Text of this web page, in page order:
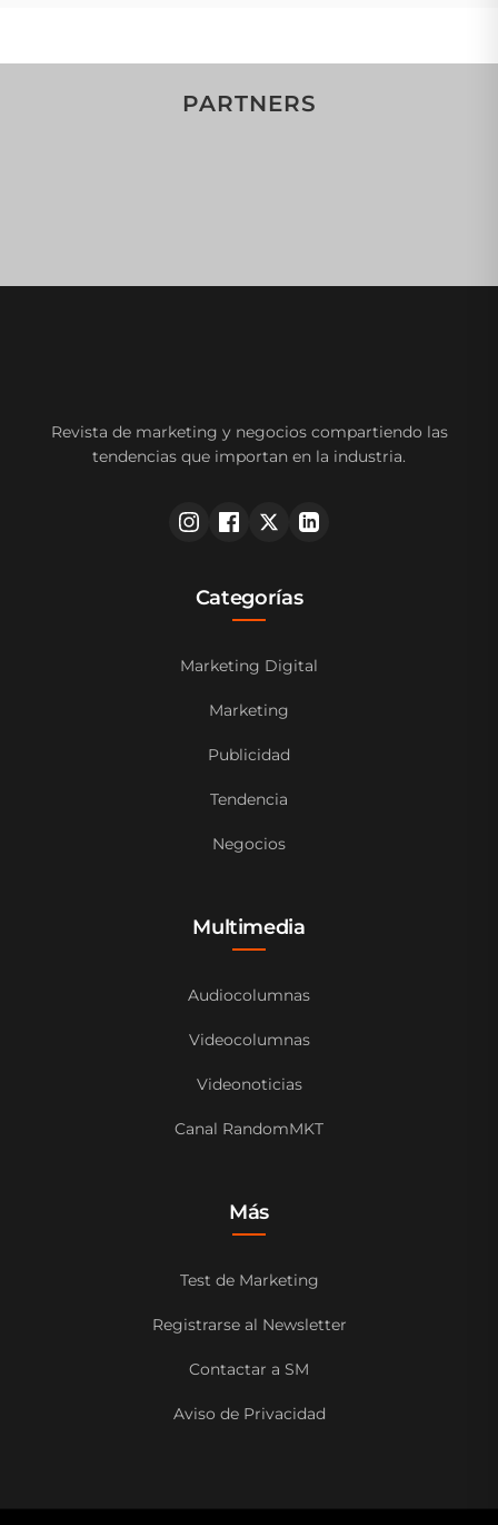
PARTNERS
Revista de marketing y negocios compartiendo las
tendencias que importan en la industria.
Categorías
Marketing Digital
Marketing
Publicidad
Tendencia
Negocios
Multimedia
Audiocolumnas
Videocolumnas
Videonoticias
Canal RandomMKT
Más
Test de Marketing
Registrarse al Newsletter
Contactar a SM
Aviso de Privacidad